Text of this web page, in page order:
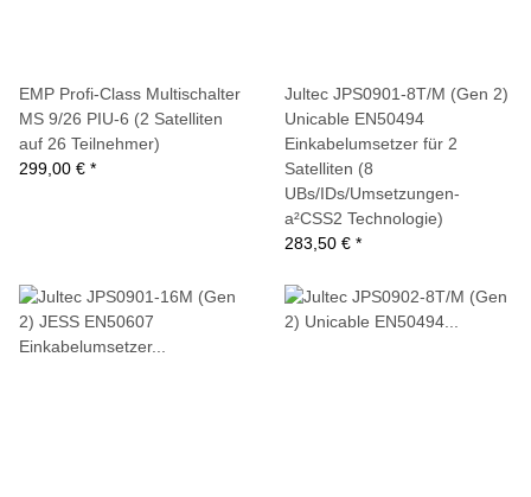
EMP Profi-Class Multischalter
MS 9/26 PIU-6 (2 Satelliten
auf 26 Teilnehmer)
299,00 € *
Jultec JPS0901-8T/M (Gen 2)
Unicable EN50494
Einkabelumsetzer für 2
Satelliten (8
UBs/IDs/Umsetzungen-
a²CSS2 Technologie)
283,50 € *